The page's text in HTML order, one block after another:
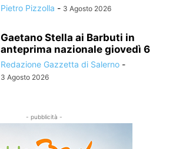
Pietro Pizzolla - 3 Agosto 2026
Gaetano Stella ai Barbuti in
anteprima nazionale giovedì 6
Redazione Gazzetta di Salerno -
3 Agosto 2026
- pubblicità -